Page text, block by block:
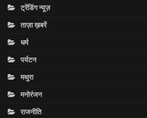
ट्रेंडिंग न्यूज़
ताज़ा ख़बरें
धर्म
पर्यटन
मथुरा
मनोरंजन
राजनीति